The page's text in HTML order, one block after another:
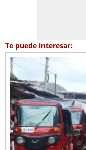
Te puede interesar: